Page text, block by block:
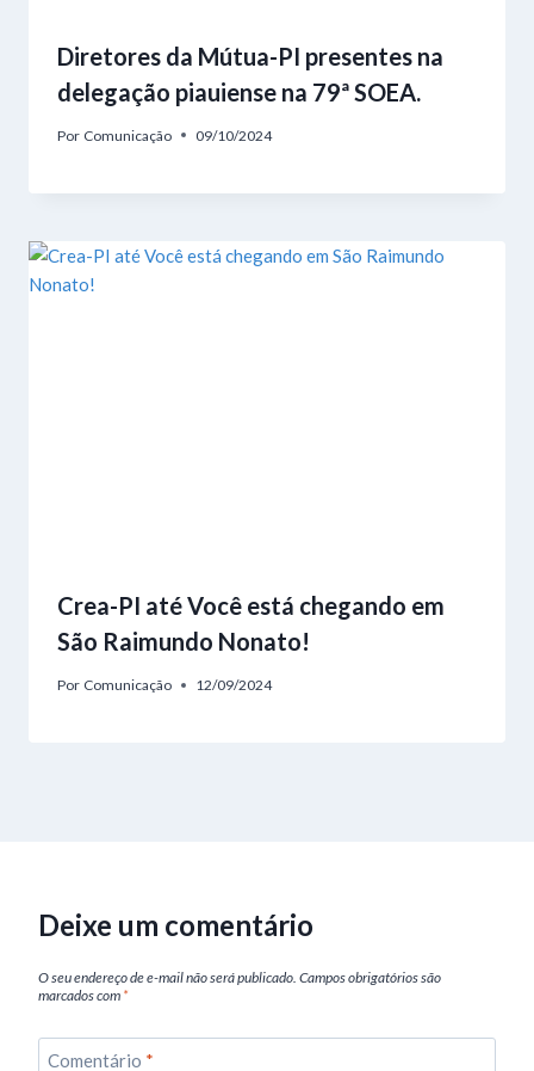
Diretores da Mútua-PI presentes na
delegação piauiense na 79ª SOEA.
Por Comunicação 09/10/2024
Crea-PI até Você está chegando em
São Raimundo Nonato!
Por Comunicação 12/09/2024
Deixe um comentário
O seu endereço de e-mail não será publicado. Campos obrigatórios são
marcados com *
Comentário *